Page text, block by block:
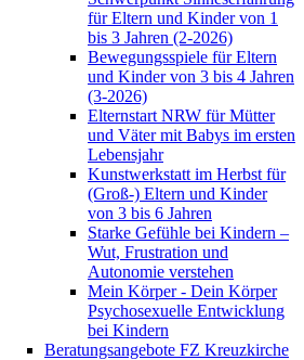
für Eltern und Kinder von 1
bis 3 Jahren (2-2026)
Bewegungsspiele für Eltern
und Kinder von 3 bis 4 Jahren
(3-2026)
Elternstart NRW für Mütter
und Väter mit Babys im ersten
Lebensjahr
Kunstwerkstatt im Herbst für
(Groß-) Eltern und Kinder
von 3 bis 6 Jahren
Starke Gefühle bei Kindern –
Wut, Frustration und
Autonomie verstehen
Mein Körper - Dein Körper
Psychosexuelle Entwicklung
bei Kindern
Beratungsangebote FZ Kreuzkirche